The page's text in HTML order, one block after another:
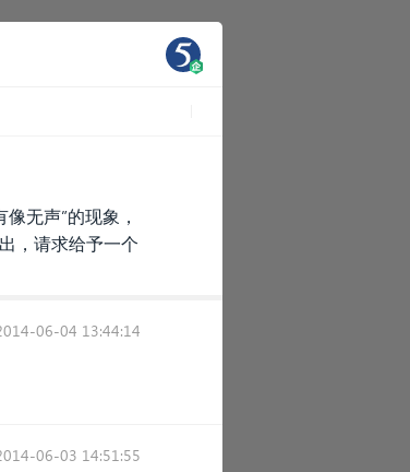
无声”的现象，
，请求给予一个
06-04 13:44:14
06-03 14:51:55